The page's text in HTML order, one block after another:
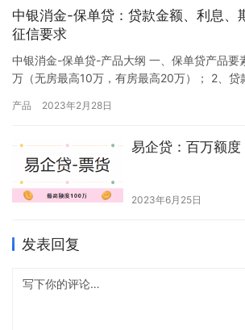
中银消金-保单贷：贷款金额、利息、
征信要求
中银消金-保单贷-产品大纲 一、保单贷产品要
万（无房最高10万，有房最高20万）； 2、贷
本息； 5、提前还款：三个月内不得提前还款
求 申请资料：身份证、保单、银行卡（…
产品 2023年2月28日
易企贷：百万额度
2023年6月25日
发表回复